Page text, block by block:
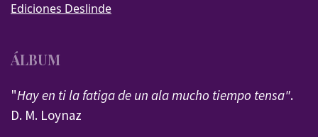
Ediciones Deslinde
ÁLBUM
"Hay en ti la fatiga de un ala mucho tiempo tensa".
D. M. Loynaz